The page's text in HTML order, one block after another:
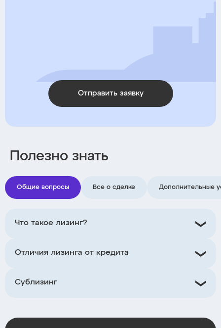
Отправить заявку
Полезно знать
Общие вопросы Все о сделке Дополнительные
Что такое лизинг?
Отличия лизинга от кредита
Сублизинг